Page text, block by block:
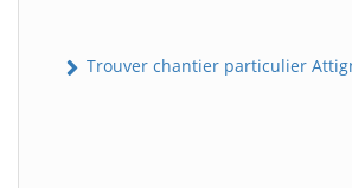
Trouver chantier particulier